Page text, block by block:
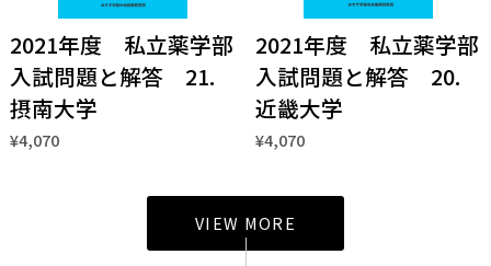
2021年度 私立薬学部
入試問題と解答 21.
摂南大学
¥4,070
2021年度 私立薬学部
入試問題と解答 20.
近畿大学
¥4,070
VIEW MORE